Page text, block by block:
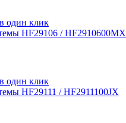
один клик
HF29106 / HF2910600MX
один клик
HF29111 / HF2911100JX